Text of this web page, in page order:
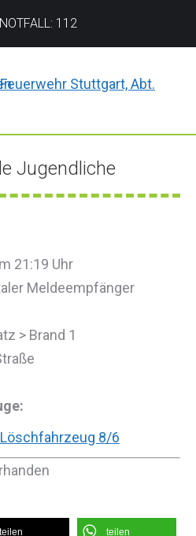
112
Jugendliche
Sie befinden sich hier:
21:19 Uhr
Meldeempfänger
> Brand 1
Löschfahrzeug 8/6
teilen teilen